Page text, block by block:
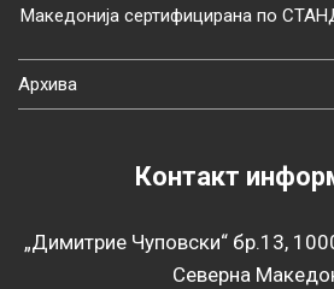
Македонија сертифицирана по
Архива
Контакт
„Димитрие Чуповски“ бр.13,
Северна